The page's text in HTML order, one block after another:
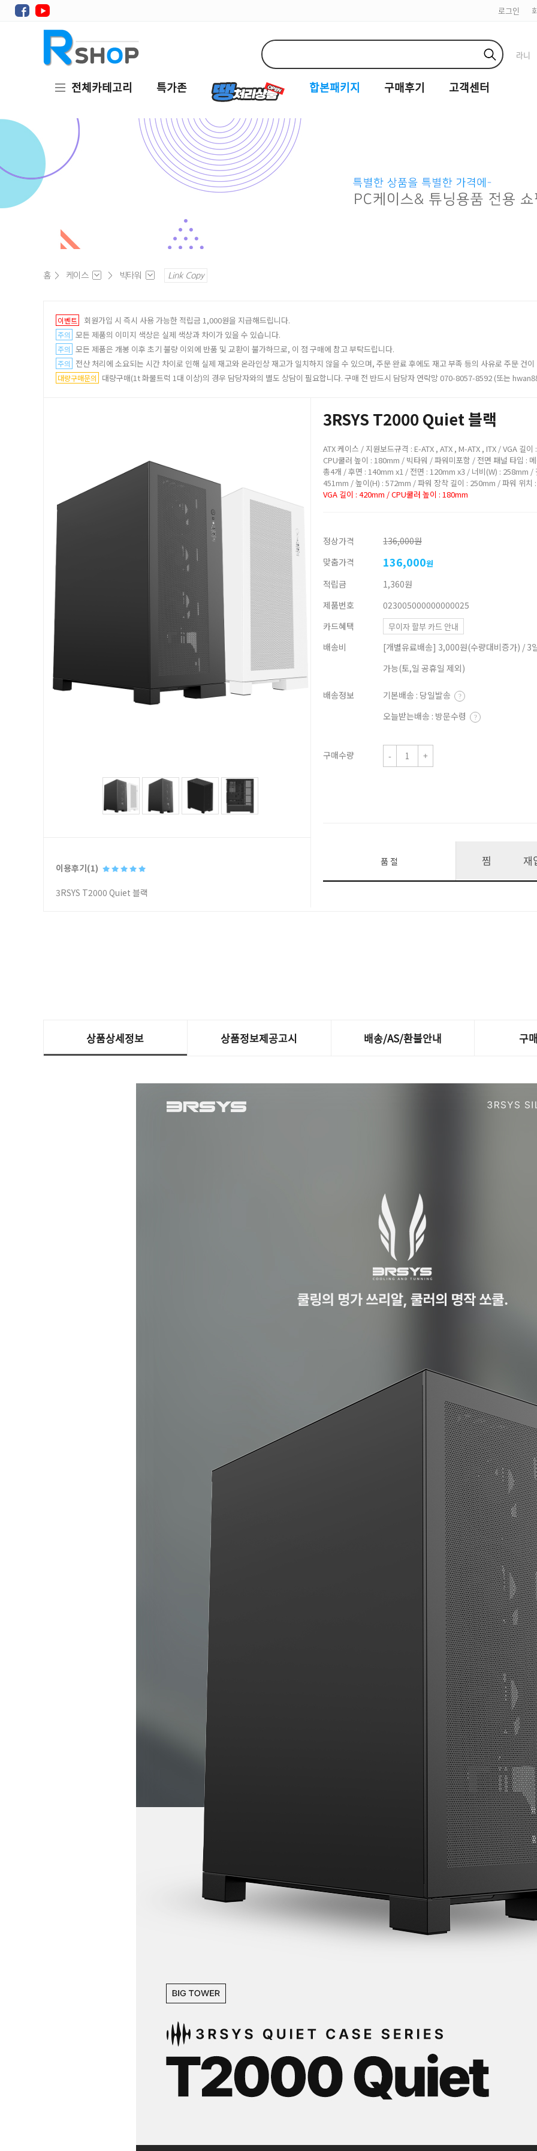
로그인
라니
전체카테고리 특가존 합본패키지 구매후기 고객센터
홈 > 케이스 > 빅타워 Link Copy
이벤트 회원가입 시 즉시 사용 가능한 적립금 1,000원을 지급해드립니다.
주의 모든 제품의 이미지 색상은 실제 색상과 차이가 있을 수 있습니다.
주의 모든 제품은 개봉 이후 초기 불량 이외에 반품 및 교환이 불가하므로, 이 점 구매에 참고 부탁드립니다.
주의 전산 처리에 소요되는 시간 차이로 인해 실제 재고와 온라인상 재고가 일치하지 않을 수 있으며, 주문 완료 후에도 재고 부족 등의 사유로 주문 건
대량구매문의 대량구매(1t 화물트럭 1대 이상)의 경우 담당자와의 별도 상담이 필요합니다. 구매 전 반드시 담당자 연락망 070-8057-8592 (또는
이용후기(1)
3RSYS T2000 Quiet 블랙
3RSYS T2000 Quiet 블랙
ATX 케이스 / 지원보드규격 : E-ATX , ATX , M-ATX , ITX / VGA 길
CPU쿨러 높이 : 180mm / 빅타워 / 파워미포함 / 전면 패널 타입 :
총4개 / 후면 : 140mm x1 / 전면 : 120mm x3 / 너비(W) : 258mm /
451mm / 높이(H) : 572mm / 파워 장착 길이 : 250mm / 파워 위치
VGA 길이 : 420mm / CPU쿨러 높이 : 180mm
정상가격
136,000원
맞춤가격
136,000원
적립금
1,360원
제품번호
023005000000000025
카드혜택
무이자 할부 카드 안내
배송비
[개별유료배송] 3,000원(수량대비증가) / 3
가능(토,일 공휴일 제외)
배송정보 기본배송 : 당일발송 ?
오늘받는배송 : 방문수령 ?
구매수량 - +
품 절 찜 재
상품상세정보 상품정보제공고시 배송/AS/환불안내 구